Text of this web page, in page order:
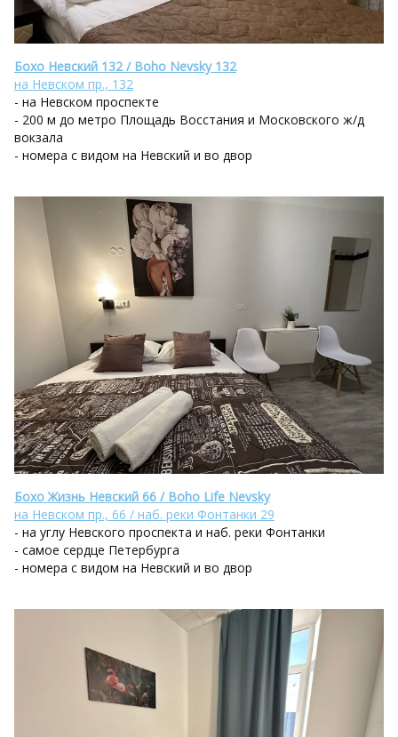
Бохо Невский 132 / Boho Nevsky 132
на Невском пр., 132
- на Невском проспекте
- 200 м до метро Площадь Восстания и Московского ж/д
вокзала
- номера с видом на Невский и во двор
Бохо Жизнь Невский 66 / Boho Life Nevsky
на Невском пр., 66 / наб. реки Фонтанки 29
- на углу Невского проспекта и наб. реки Фонтанки
- самое сердце Петербурга
- номера с видом на Невский и во двор